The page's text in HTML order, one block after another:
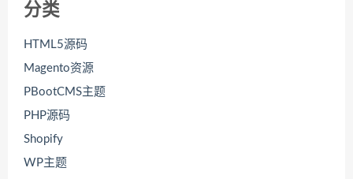
分类
HTML5源码
Magento资源
PBootCMS主题
PHP源码
Shopify
WP主题